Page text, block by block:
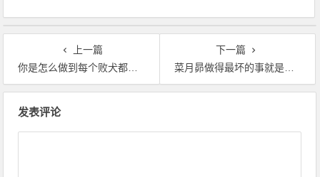
上一篇
你是怎么做到每个败犬都是女主的？
下一篇
菜月昴做得最坏的事就是没给妈妈道歉
发表评论